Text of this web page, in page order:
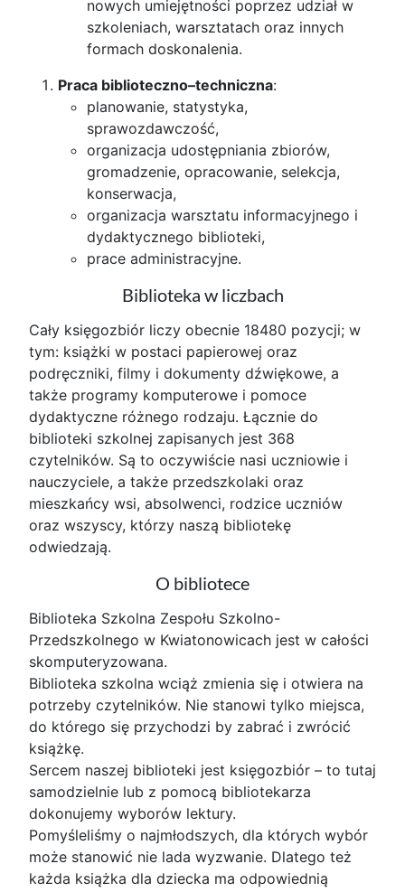
nowych umiejętności poprzez udział w
szkoleniach, warsztatach oraz innych
formach doskonalenia.
Praca biblioteczno–techniczna:
planowanie, statystyka,
sprawozdawczość,
organizacja udostępniania zbiorów,
gromadzenie, opracowanie, selekcja,
konserwacja,
organizacja warsztatu informacyjnego i
dydaktycznego biblioteki,
prace administracyjne.
Biblioteka w liczbach
Cały księgozbiór liczy obecnie 18480 pozycji; w
tym: książki w postaci papierowej oraz
podręczniki, filmy i dokumenty dźwiękowe, a
także programy komputerowe i pomoce
dydaktyczne różnego rodzaju. Łącznie do
biblioteki szkolnej zapisanych jest 368
czytelników. Są to oczywiście nasi uczniowie i
nauczyciele, a także przedszkolaki oraz
mieszkańcy wsi, absolwenci, rodzice uczniów
oraz wszyscy, którzy naszą bibliotekę
odwiedzają.
O bibliotece
Biblioteka Szkolna Zespołu Szkolno-
Przedszkolnego w Kwiatonowicach jest w całości
skomputeryzowana.
Biblioteka szkolna wciąż zmienia się i otwiera na
potrzeby czytelników. Nie stanowi tylko miejsca,
do którego się przychodzi by zabrać i zwrócić
książkę.
Sercem naszej biblioteki jest księgozbiór – to tutaj
samodzielnie lub z pomocą bibliotekarza
dokonujemy wyborów lektury.
Pomyśleliśmy o najmłodszych, dla których wybór
może stanowić nie lada wyzwanie. Dlatego też
każda książka dla dziecka ma odpowiednią